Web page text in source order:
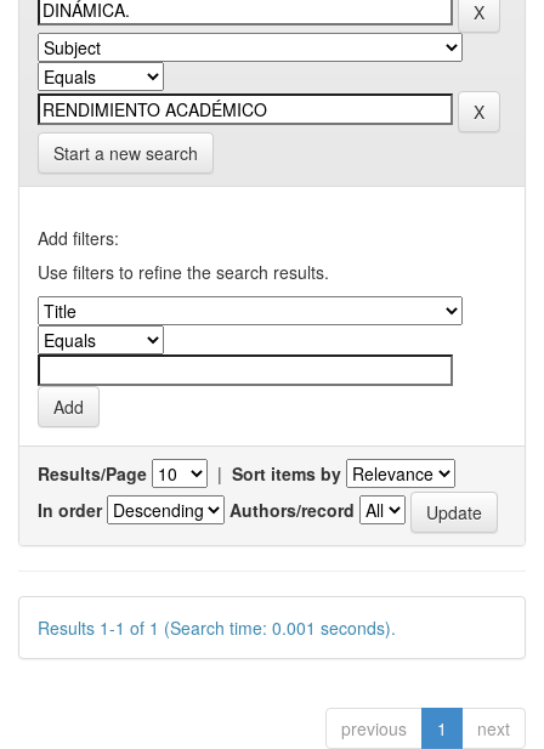
Start a new search
Add filters:
Use filters to refine the search results.
Results/Page | Sort items by
In order
Authors/record
Results 1-1 of 1 (Search time: 0.001 seconds).
previous 1 next